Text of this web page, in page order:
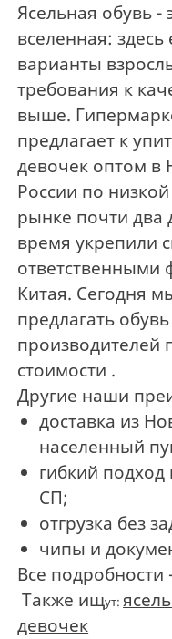
Ясельная обувь -
вселенная:
варианты
требования к
выше.
предлагает к
девочек оптом в
России по
рынке почти два
время укрепили
ответственными
Китая. Сегодня
предлагать
производителей
стоимости .
Другие наши
доставка из
населенный
гибкий
СП;
отгрузка без
чипы и
Все
Также ищут:
девочек